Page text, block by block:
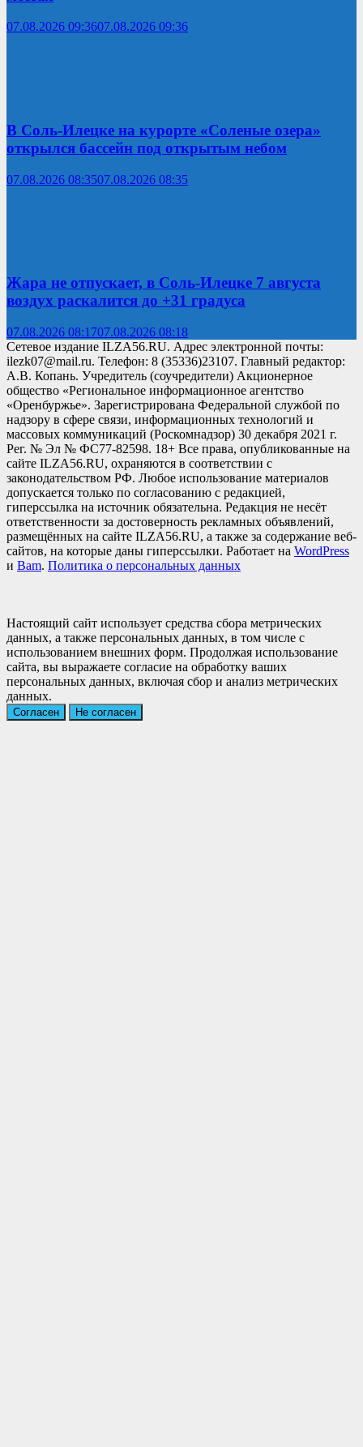
07.08.2026 09:3607.08.2026 09:36
В Соль-Илецке на курорте «Соленые озера»
открылся бассейн под открытым небом
07.08.2026 08:3507.08.2026 08:35
Жара не отпускает, в Соль-Илецке 7 августа
воздух раскалится до +31 градуса
07.08.2026 08:1707.08.2026 08:18
Сетевое издание ILZA56.RU. Адрес электронной почты:
ilezk07@mail.ru. Телефон: 8 (35336)23107. Главный редактор:
А.В. Копань. Учредитель (соучредители) Акционерное
общество «Региональное информационное агентство
«Оренбуржье». Зарегистрирована Федеральной службой по
надзору в сфере связи, информационных технологий и
массовых коммуникаций (Роскомнадзор) 30 декабря 2021 г.
Рег. № Эл № ФС77-82598. 18+ Все права, опубликованные на
сайте ILZA56.RU, охраняются в соответствии с
законодательством РФ. Любое использование материалов
допускается только по согласованию с редакцией,
гиперссылка на источник обязательна. Редакция не несёт
ответственности за достоверность рекламных объявлений,
размещённых на сайте ILZA56.RU, а также за содержание веб-
сайтов, на которые даны гиперссылки. Работает на WordPress
и Bam. Политика о персональных данных
Настоящий сайт использует средства сбора метрических
данных, а также персональных данных, в том числе с
использованием внешних форм. Продолжая использование
сайта, вы выражаете согласие на обработку ваших
персональных данных, включая сбор и анализ метрических
данных.
Согласен Не согласен